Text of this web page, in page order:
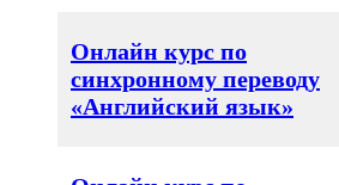
Онлайн курс по
синхронному переводу
«Английский язык»